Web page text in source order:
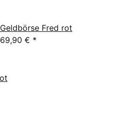
Geldbörse Fred rot
69,90 € *